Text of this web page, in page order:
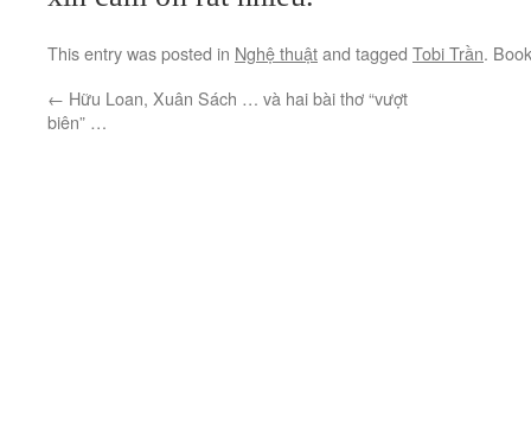
This entry was posted in Nghệ thuậtand tagged Tobi Trần.
← Hữu Loan, Xuân Sách … và hai bài thơ “vượt
biên” …